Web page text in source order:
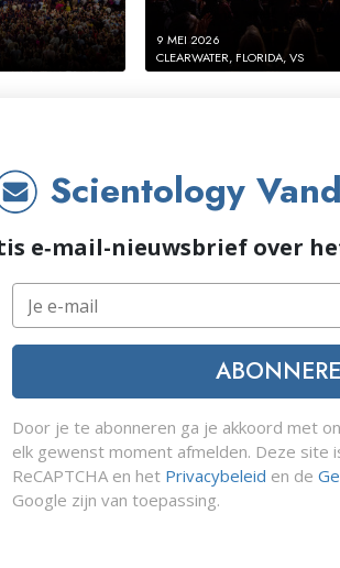
9 MEI 2026
CLEARWATER, FLORIDA, VS
Scientology
e‑mail-nieuwsbrief over
Door je te abonneren ga je akkoord met
elk gewenst moment afmelden. Deze site
ReCAPTCHA en het Privacybeleid en de
Google zijn van toepassing.